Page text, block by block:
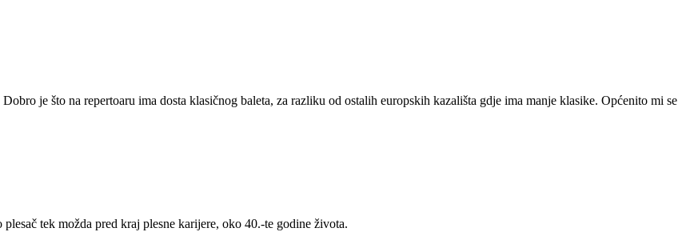
je što na repertoaru ima dosta klasičnog baleta, za razliku od ostalih europskih kazališta gdje ima manje klasike. Općenito mi se
tek možda pred kraj plesne karijere, oko 40.-te godine života.